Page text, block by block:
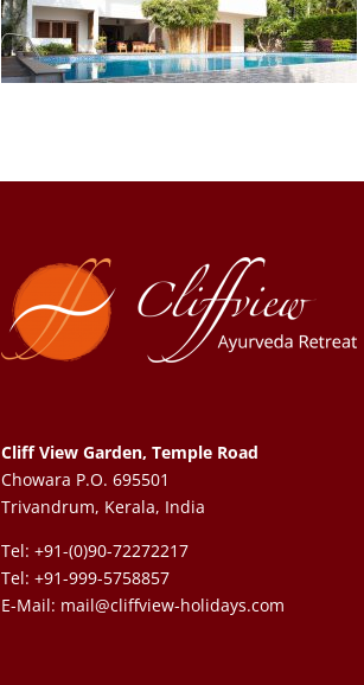
Cliff View Garden, Temple Road
Chowara P.O. 695501
Trivandrum, Kerala, India
Tel: +91-(0)90-72272217
Tel: +91-999-5758857
E-Mail: mail@cliffview-holidays.com